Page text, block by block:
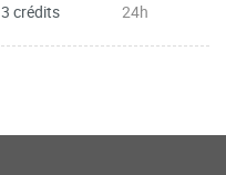
3 crédits 24h